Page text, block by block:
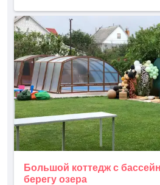
Большой коттедж с
берегу озера